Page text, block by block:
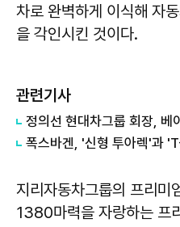
차로 완벽하게 이식해 자
을 각인시킨 것이다.
관련기사
정의선 현대차그룹 회장, 베
폭스바겐, '신형 투아렉'과
지리자동차그룹의 프리미
1380마력을 자랑하는 프